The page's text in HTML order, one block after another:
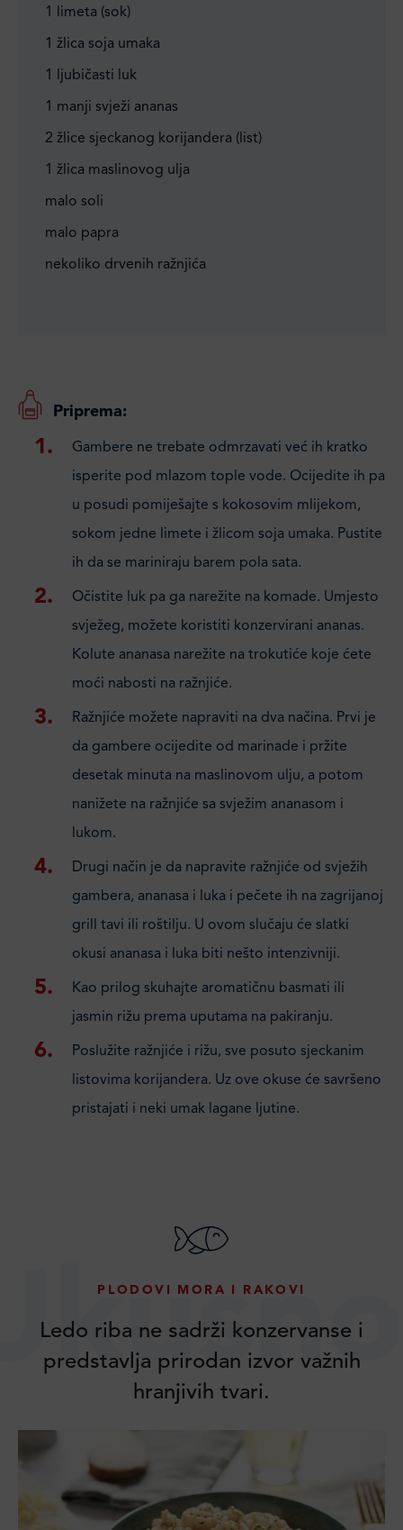
1 limeta (sok)
1 žlica soja umaka
1 ljubičasti luk
1 manji svježi ananas
2 žlice sjeckanog korijandera (list)
1 žlica maslinovog ulja
malo soli
malo papra
nekoliko drvenih ražnjića
Priprema:
Gambere ne trebate odmrzavati već ih kratko
isperite pod mlazom tople vode. Ocijedite ih pa
u posudi pomiješajte s kokosovim mlijekom,
sokom jedne limete i žlicom soja umaka. Pustite
ih da se mariniraju barem pola sata.
Očistite luk pa ga narežite na komade. Umjesto
svježeg, možete koristiti konzervirani ananas.
Kolute ananasa narežite na trokutiće koje ćete
moći nabosti na ražnjiće.
Ražnjiće možete napraviti na dva načina. Prvi je
da gambere ocijedite od marinade i pržite
desetak minuta na maslinovom ulju, a potom
nanižete na ražnjiće sa svježim ananasom i
lukom.
Drugi način je da napravite ražnjiće od svježih
gambera, ananasa i luka i pečete ih na zagrijanoj
grill tavi ili roštilju. U ovom slučaju će slatki
okusi ananasa i luka biti nešto intenzivniji.
Kao prilog skuhajte aromatičnu basmati ili
jasmin rižu prema uputama na pakiranju.
Poslužite ražnjiće i rižu, sve posuto sjeckanim
listovima korijandera. Uz ove okuse će savršeno
pristajati i neki umak lagane ljutine.
PLODOVI MORA I RAKOVI
Ledo riba ne sadrži konzervanse i
predstavlja prirodan izvor važnih
hranjivih tvari.